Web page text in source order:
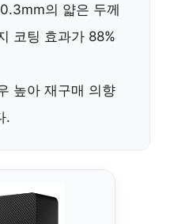
0.3mm의 얇은 두께
코팅 효과가 88%
높아 재구매 의향
.